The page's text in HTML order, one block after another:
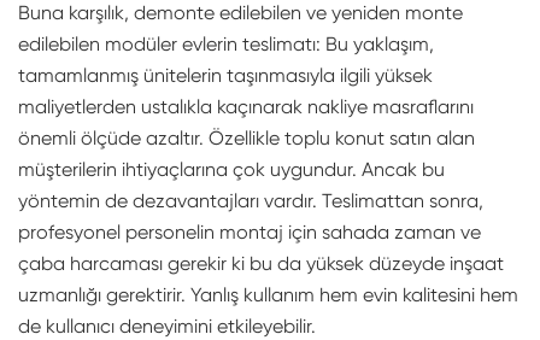
Buna karşılık, demonte edilebilen ve yeniden monte
edilebilen modüler evlerin teslimatı: Bu yaklaşım,
tamamlanmış ünitelerin taşınmasıyla ilgili yüksek
maliyetlerden ustalıkla kaçınarak nakliye masraflarını
önemli ölçüde azaltır. Özellikle toplu konut satın alan
müşterilerin ihtiyaçlarına çok uygundur. Ancak bu
yöntemin de dezavantajları vardır. Teslimattan sonra,
profesyonel personelin montaj için sahada zaman ve
çaba harcaması gerekir ki bu da yüksek düzeyde inşaat
uzmanlığı gerektirir. Yanlış kullanım hem evin kalitesini hem
de kullanıcı deneyimini etkileyebilir.